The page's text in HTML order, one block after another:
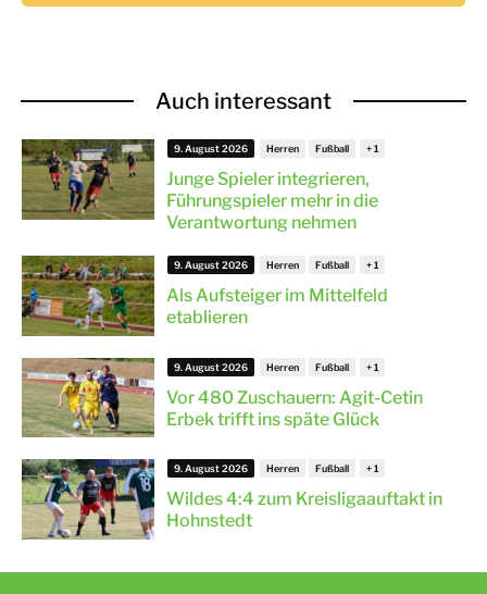
Auch interessant
Junge Spieler integrieren,
Führungspieler mehr in die
Verantwortung nehmen
9. August 2026 Herren Fußball
Als Aufsteiger im Mittelfeld
etablieren
9. August 2026 Herren Fußball
Vor 480 Zuschauern: Agit-Cetin
Erbek trifft ins späte Glück
9. August 2026 Herren Fußball
Wildes 4:4 zum Kreisligaauftakt in
Hohnstedt
9. August 2026 Herren Fußball